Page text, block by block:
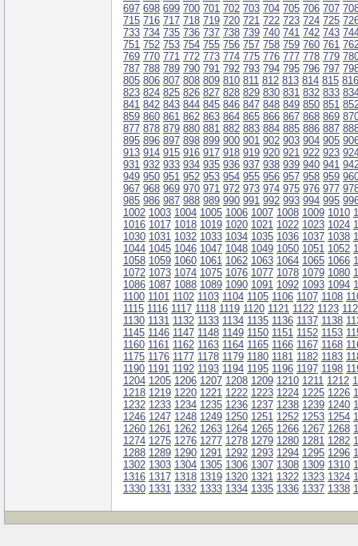
697 698 699 700 701 702 703 704 705 706 707
715 716 717 718 719 720 721 722 723 724 725
733 734 735 736 737 738 739 740 741 742 743
751 752 753 754 755 756 757 758 759 760 761
769 770 771 772 773 774 775 776 777 778 779
787 788 789 790 791 792 793 794 795 796 797
805 806 807 808 809 810 811 812 813 814 815 816
823 824 825 826 827 828 829 830 831 832 833
841 842 843 844 845 846 847 848 849 850 851
859 860 861 862 863 864 865 866 867 868 869
877 878 879 880 881 882 883 884 885 886 887
895 896 897 898 899 900 901 902 903 904 905
913 914 915 916 917 918 919 920 921 922 923
931 932 933 934 935 936 937 938 939 940 941
949 950 951 952 953 954 955 956 957 958 959
967 968 969 970 971 972 973 974 975 976 977
985 986 987 988 989 990 991 992 993 994 995
1002 1003 1004 1005 1006 1007 1008 1009 1010
1016 1017 1018 1019 1020 1021 1022 1023 1024
1030 1031 1032 1033 1034 1035 1036 1037 1038
1044 1045 1046 1047 1048 1049 1050 1051 1052
1058 1059 1060 1061 1062 1063 1064 1065 1066
1072 1073 1074 1075 1076 1077 1078 1079 1080
1086 1087 1088 1089 1090 1091 1092 1093 1094
1100 1101 1102 1103 1104 1105 1106 1107 1108
1115 1116 1117 1118 1119 1120 1121 1122 1123
1130 1131 1132 1133 1134 1135 1136 1137 1138
1145 1146 1147 1148 1149 1150 1151 1152 1153
1160 1161 1162 1163 1164 1165 1166 1167 1168
1175 1176 1177 1178 1179 1180 1181 1182 1183
1190 1191 1192 1193 1194 1195 1196 1197 1198
1204 1205 1206 1207 1208 1209 1210 1211 1212
1218 1219 1220 1221 1222 1223 1224 1225 1226
1232 1233 1234 1235 1236 1237 1238 1239 1240
1246 1247 1248 1249 1250 1251 1252 1253 1254
1260 1261 1262 1263 1264 1265 1266 1267 1268
1274 1275 1276 1277 1278 1279 1280 1281 1282
1288 1289 1290 1291 1292 1293 1294 1295 1296
1302 1303 1304 1305 1306 1307 1308 1309 1310
1316 1317 1318 1319 1320 1321 1322 1323 1324
1330 1331 1332 1333 1334 1335 1336 1337 1338